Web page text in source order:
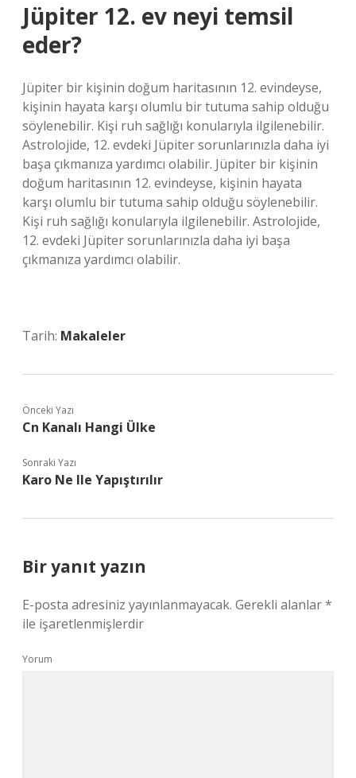
Jüpiter 12. ev neyi temsil
eder?
Jüpiter bir kişinin doğum haritasının 12. evindeyse,
kişinin hayata karşı olumlu bir tutuma sahip olduğu
söylenebilir. Kişi ruh sağlığı konularıyla ilgilenebilir.
Astrolojide, 12. evdeki Jüpiter sorunlarınızla daha iyi
başa çıkmanıza yardımcı olabilir. Jüpiter bir kişinin
doğum haritasının 12. evindeyse, kişinin hayata
karşı olumlu bir tutuma sahip olduğu söylenebilir.
Kişi ruh sağlığı konularıyla ilgilenebilir. Astrolojide,
12. evdeki Jüpiter sorunlarınızla daha iyi başa
çıkmanıza yardımcı olabilir.
Tarih: Makaleler
Önceki Yazı
Cn Kanalı Hangi Ülke
Sonraki Yazı
Karo Ne Ile Yapıştırılır
Bir yanıt yazın
E-posta adresiniz yayınlanmayacak. Gerekli alanlar*
ile işaretlenmişlerdir
Yorum